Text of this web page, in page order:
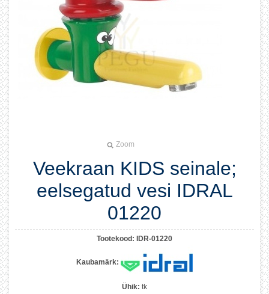
Zoom
Veekraan KIDS seinale;
eelsegatud vesi IDRAL
01220
Tootekood: IDR-01220
Kaubamärk:
Ühik: tk